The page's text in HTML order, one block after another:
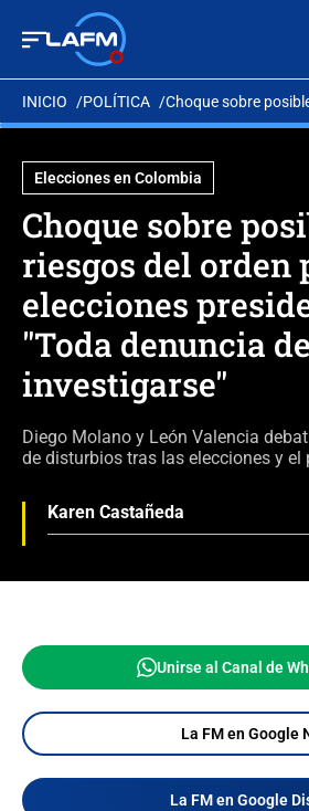
INICIO POLÍTICA Choque sobre
Elecciones en Colombia
Choque sobre
riesgos del orden
elecciones
"Toda denuncia
investigarse"
Diego Molano y León Valencia
de disturbios tras las elecciones y el
Karen Castañeda
Unirse al Canal de
La FM en Google
La FM en Google